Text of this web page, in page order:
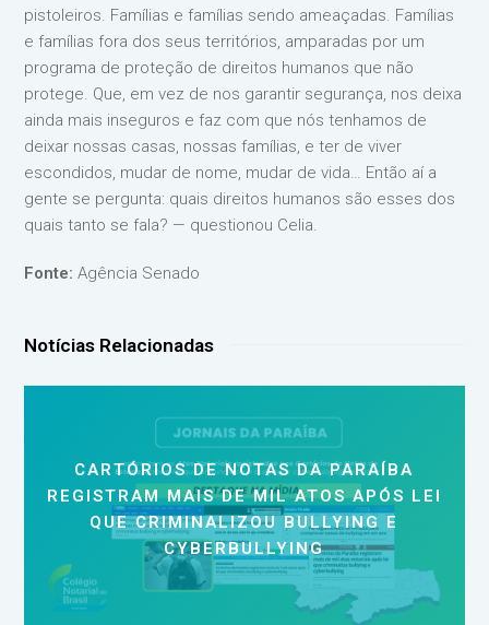
pistoleiros. Famílias e famílias sendo ameaçadas. Famílias
e famílias fora dos seus territórios, amparadas por um
programa de proteção de direitos humanos que não
protege. Que, em vez de nos garantir segurança, nos deixa
ainda mais inseguros e faz com que nós tenhamos de
deixar nossas casas, nossas famílias, e ter de viver
escondidos, mudar de nome, mudar de vida… Então aí a
gente se pergunta: quais direitos humanos são esses dos
quais tanto se fala? — questionou Celia.
Fonte: Agência Senado
Notícias Relacionadas
CARTÓRIOS DE NOTAS DA PARAÍBA
REGISTRAM MAIS DE MIL ATOS APÓS LEI
QUE CRIMINALIZOU BULLYING E
CYBERBULLYING